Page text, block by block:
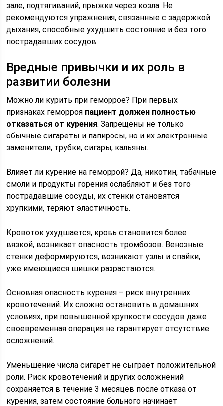
зале, подтягиваний, прыжки через козла. Не
рекомендуются упражнения, связанные с задержкой
дыхания, способные ухудшить состояние и без того
пострадавших сосудов.
Вредные привычки и их роль в
развитии болезни
Можно ли курить при геморрое? При первых
признаках геморроя пациент должен полностью
отказаться от курения. Запрещены не только
обычные сигареты и папиросы, но и их электронные
заменители, трубки, сигары, кальяны.
Влияет ли курение на геморрой? Да, никотин, табачные
смоли и продукты горения ослабляют и без того
пострадавшие сосуды, их стенки становятся
хрупкими, теряют эластичность.
Кровоток ухудшается, кровь становится более
вязкой, возникает опасность тромбозов. Венозные
стенки деформируются, возникают узлы и спайки,
уже имеющиеся шишки разрастаются.
Основная опасность курения – риск внутренних
кровотечений. Их сложно остановить в домашних
условиях, при повышенной хрупкости сосудов даже
своевременная операция не гарантирует отсутствие
осложнений.
Уменьшение числа сигарет не сыграет положительной
роли. Риск кровотечений и других осложнений
сохраняется в течение 3 месяцев после отказа от
курения, затем состояние больного начинает